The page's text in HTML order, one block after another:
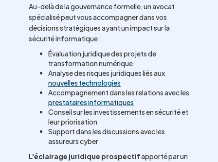
Au-delà de la gouvernance formelle, un avocat
spécialisé peut vous accompagner dans vos
décisions stratégiques ayant un impact sur la
sécurité informatique :
Évaluation juridique des projets de
transformation numérique
Analyse des risques juridiques liés aux
nouvelles technologies
Accompagnement dans les relations avec les
prestataires informatiques
Conseil sur les investissements en sécurité et
leur priorisation
Support dans les discussions avec les
assureurs cyber
L'éclairage juridique prospectifapporté par un